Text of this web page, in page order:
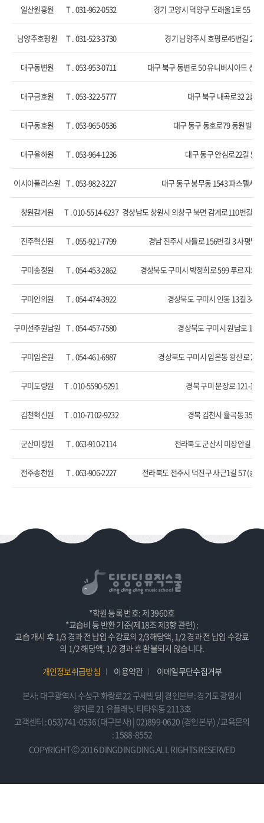
일산원흥원 T . 031-962-0532 경기 고양시 덕양구 도래울1로 55 탑
남양주호평원 T . 031-523-3730 경기 남양주시 호평로45번길 28,
대구동변원 T . 053-953-0711 대구 북구 동변로 50 유니버시아드 선
대구금호원 T . 053-322-5777 대구 북구 내곡로32 2층
대구동호원 T . 053-965-0536 대구 동구 동호로79 동원빌딩
대구율하원 T . 053-964-1236 대구 동구 안심로22길 50
이시아폴리스원 T . 053-982-3227 대구 동구 봉무동 1543 파스텔시
창원감계원 T . 010-5514-6237 경상남도 창원시 의창구 북면 감계로110번길
진주혁신원 T . 055-921-7799 경남 진주시 사들로 156번길 3 사평빌
구미송정원 T . 054-453-2862 경상북도 구미시 박정희로 599 푸르지오
구미인의원 T . 054-474-3922 경상북도 구미시 인동 13길 34,
구미선주원남원 T . 054-457-7580 경상북도 구미시 원남로 12-
구미임은원 T . 054-461-6987 경상북도 구미시 임은동 왕산로 28-
구미도량원 T . 010-5590-5291 경북 구미 문장로 121-14
김천혁신원 T . 010-7102-9232 경북 김천시 율곡동 359
군산미장원 T . 063-910-2114 전라북도 군산시 미장안길 50-
전주송천원 T . 063-906-2227 전라북도 전주시 덕진구 사근1길 57 (송
*학원 등록 번호: 제 3960호
*교습비 등 반환 기준(제18조 제3항 관련) :
교습 개시 후 1/3 경과 전 납입 수강료의 2/3해당액, 1/2 경과 전 납입 수강료
의 1/2 해당액, 1/2 경과 후 환불되지 않습니다.
개인정보취급방침
이용약관 이메일무단수집거부
본사: 대구광역시 수성구 화랑로22 구세빌딩| 경인본부: 경기도 광명시
양지로 21 유플래닛 티타워동 2113호
고객센터 : 053)741-0536 (대구본사) | 02)899-0620 (경인본부) / 교육문의
: 1588-8552
COPYRIGHT Ⓒ 2016 DINGDINGDING.ALL RIGHTS RESERVED